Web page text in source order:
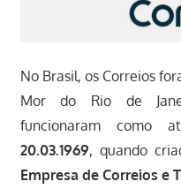
No Brasil, os Correios
Mor do Rio de
funcionaram como
20.03.1969, quando
Empresa de Correios e